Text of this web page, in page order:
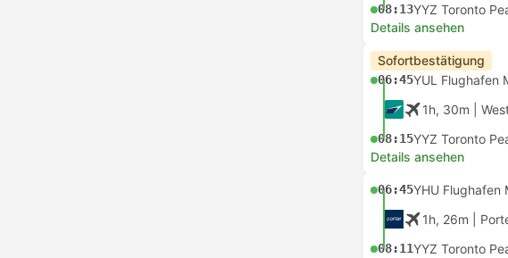
08:13YYZ Toronto
Details ansehen
Sofortbestätigung
06:45YUL Flughafen
1h, 30m |
08:15YYZ Toronto
Details ansehen
06:45YHU Flughafen
1h, 26m |
08:11YYZ Toronto